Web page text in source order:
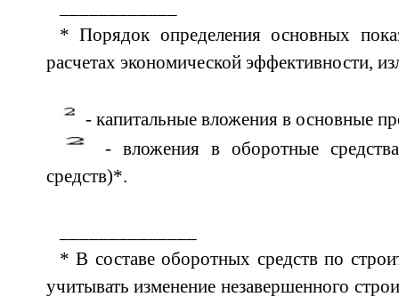
* Порядок определения основных
расчетах экономической эффективности,
- капитальные вложения в основные
- вложения в оборотные
средств)*.
* В составе оборотных средств по
учитывать изменение незавершенного